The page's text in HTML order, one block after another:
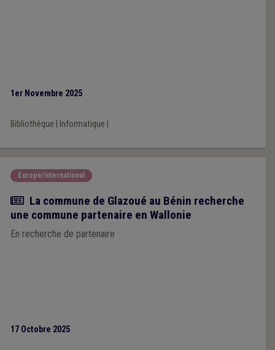
1er Novembre 2025
Bibliothèque Informatique
Europe/international
Actualité
La commune de Glazoué au Bénin recherche
une commune partenaire en Wallonie
En recherche de partenaire
17 Octobre 2025